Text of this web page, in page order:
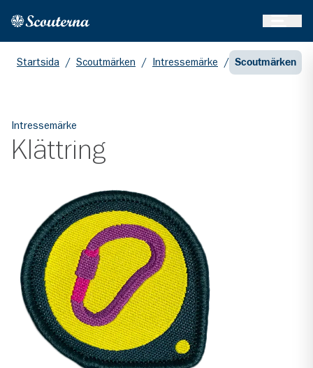
Hem
Startsida / Scoutmärken / Intressemärke / Scoutmärken
Intressemärke
Klättring